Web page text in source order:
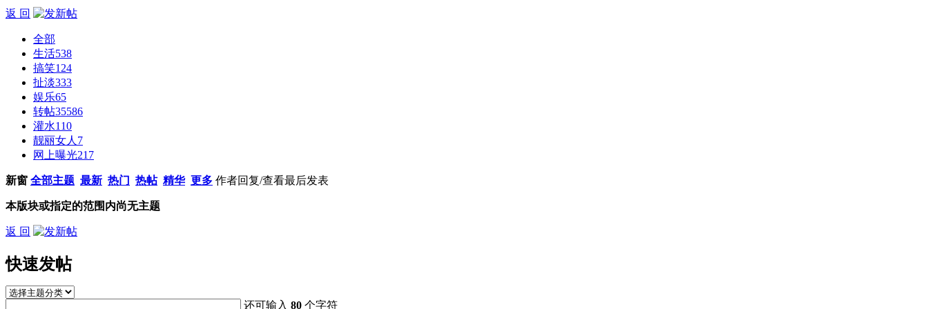
返 回
全部
生活538
搞笑124
扯淡333
娱乐65
转帖35586
灌水110
靓丽女人 7
网上曝光217
新窗 全部主题 最新 热门 热帖 精华 更多 作者回复/查看最后发表
本版块或指定的范围内尚无主题
返 回
快速发帖
还可输入80 个字符